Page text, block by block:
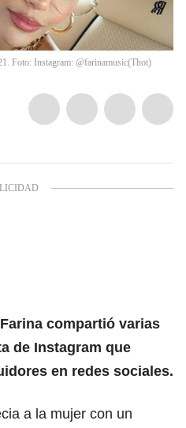
Foto: Instagram: @farinamusic(Thot)
Farina compartió varias
de Instagram que
en redes sociales.
a la mujer con un